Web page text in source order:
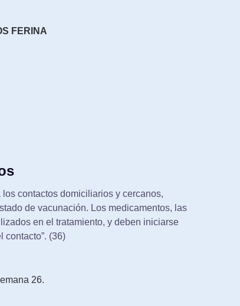
FERINA
contactos domiciliarios y cercanos,
de vacunación. Los medicamentos, las
en el tratamiento, y deben iniciarse
contacto”. (36)
26.